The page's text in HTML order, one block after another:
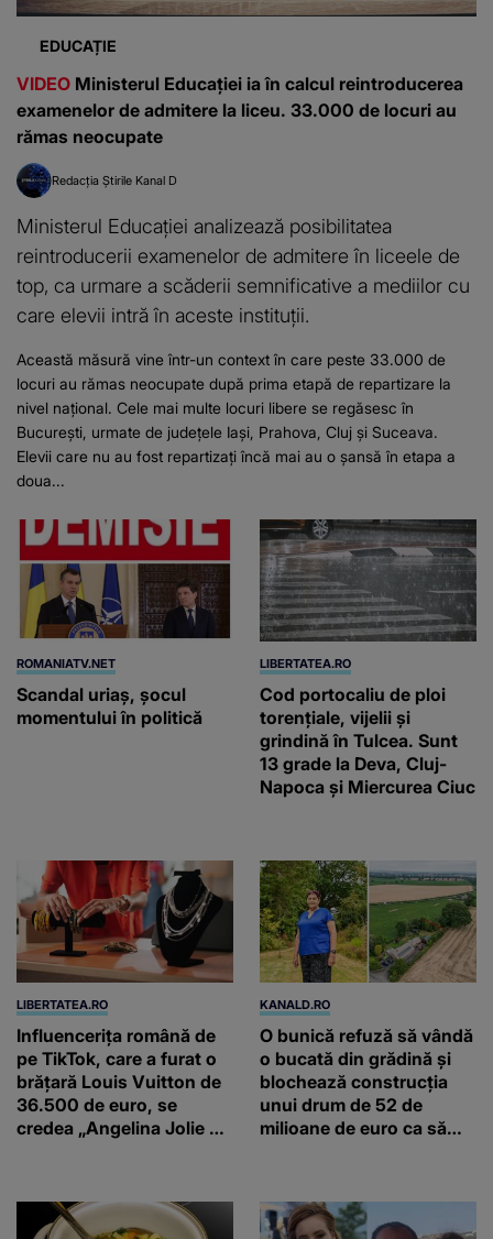
EDUCAȚIE
VIDEO Ministerul Educației ia în calcul reintroducerea
examenelor de admitere la liceu. 33.000 de locuri au
rămas neocupate
Redacția Știrile Kanal D
Ministerul Educației analizează posibilitatea
reintroducerii examenelor de admitere în liceele de
top, ca urmare a scăderii semnificative a mediilor cu
care elevii intră în aceste instituții.
Această măsură vine într-un context în care peste 33.000 de
locuri au rămas neocupate după prima etapă de repartizare la
nivel național. Cele mai multe locuri libere se regăsesc în
București, urmate de județele Iași, Prahova, Cluj și Suceava.
Elevii care nu au fost repartizați încă mai au o șansă în etapa a
doua...
ROMANIATV.NET
Scandal uriaş, şocul
momentului în politică
LIBERTATEA.RO
Cod portocaliu de ploi
torențiale, vijelii și
grindină în Tulcea. Sunt
13 grade la Deva, Cluj-
Napoca și Miercurea Ciuc
LIBERTATEA.RO
Influencerița română de
pe TikTok, care a furat o
brățară Louis Vuitton de
36.500 de euro, se
credea „Angelina Jolie de
KANALD.RO
O bunică refuză să vândă
o bucată din grădină și
blochează construcția
unui drum de 52 de
milioane de euro ca să